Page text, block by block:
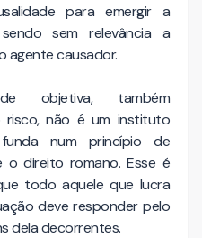
para emergir a
sem relevância a
agente causador.
objetiva, também
não é um instituto
num princípio de
o direito romano. Esse é
todo aquele que lucra
deve responder pelo
dela decorrentes.